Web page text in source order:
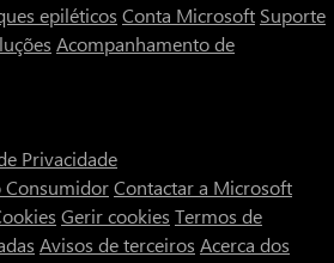
epiléticos Conta Microsoft Suporte
Acompanhamento de
Privacidade
ConsumidorContactar a Microsoft
Gerir cookies Termos de
Avisos de terceiros Acerca dos